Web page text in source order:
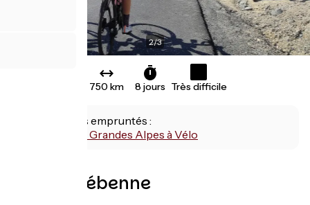
2/3
750 km 8 jours Très difficile
Itinéraires empruntés :
Route des Grandes Alpes à Vélo
Avec LaRébenne